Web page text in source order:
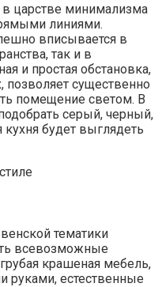
в царстве минимализма
линиями.
вписывается в
так и в
и простая обстановка,
позволяет существенно
помещение светом. В
серый, черный,
будет выглядеть
тематики
всевозможные
крашеная мебель,
руками, естественные